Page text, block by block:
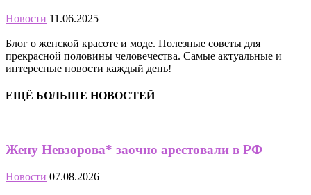
Новости 11.06.2025
Блог о женской красоте и моде. Полезные советы для
прекрасной половины человечества. Самые актуальные и
интересные новости каждый день!
ЕЩЁ БОЛЬШЕ НОВОСТЕЙ
Жену Невзорова* заочно арестовали в РФ
Новости 07.08.2026